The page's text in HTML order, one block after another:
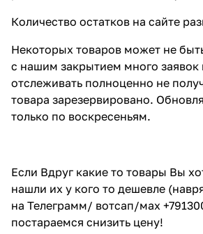
Количество остатков на сайте
Некоторых товаров может не
с нашим закрытием много заявок
отслеживать полноценно не
товара зарезервировано.
только по воскресеньям.
Если Вдруг какие то товары Вы
нашли их у кого то дешевле
на Телеграмм/ вотсап/мах
постараемся снизить цену!